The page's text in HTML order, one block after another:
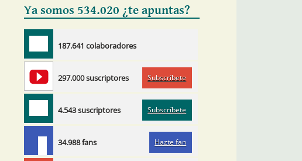
Ya somos 534.020 ¿te apuntas?
187.641 colaboradores
297.000 suscriptores Subscríbete
4.543 suscriptores Subscríbete
34.988 fans Hazte fan